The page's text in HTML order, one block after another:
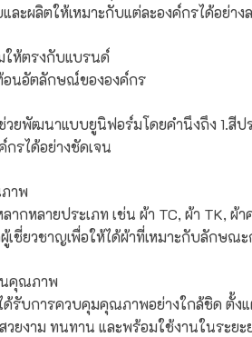
ละผลิตให้เหมาะกับแต่ละองค์กรได้อย่าง
ห้ตรงกับแบรนด์
นอัตลักษณ์ขององค์กร
วยพัฒนาแบบยูนิฟอร์มโดยคำนึงถึง 1.สีป
รได้อย่างชัดเจน
าพ
ลากหลายประเภท เช่น ผ้า TC, ผ้า TK, ผ้า
เชี่ยวชาญเพื่อให้ได้ผ้าที่เหมาะกับลักษณ
นคุณภาพ
รับการควบคุมคุณภาพอย่างใกล้ชิด ตั้ง
วยงาม ทนทาน และพร้อมใช้งานในระยะ